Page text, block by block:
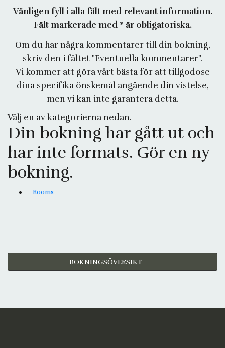
Vänligen fyll i alla fält med relevant information.
Fält markerade med * är obligatoriska.
Om du har några kommentarer till din bokning,
skriv den i fältet "Eventuella kommentarer".
Vi kommer att göra vårt bästa för att tillgodose
dina specifika önskemål angående din vistelse,
men vi kan inte garantera detta.
Välj en av kategorierna nedan.
Din bokning har gått ut och
har inte formats. Gör en ny
bokning.
Rooms
BOKNINGSÖVERSIKT